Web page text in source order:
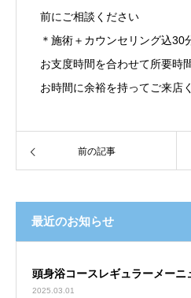
前にご相談ください
＊施術＋カウンセリング込30
お支度時間を合わせて所要時
お時間に余裕を持ってご来店
前の記事
最近のお知らせ
頭身浴コースレギュラーメーニ
2025.03.01